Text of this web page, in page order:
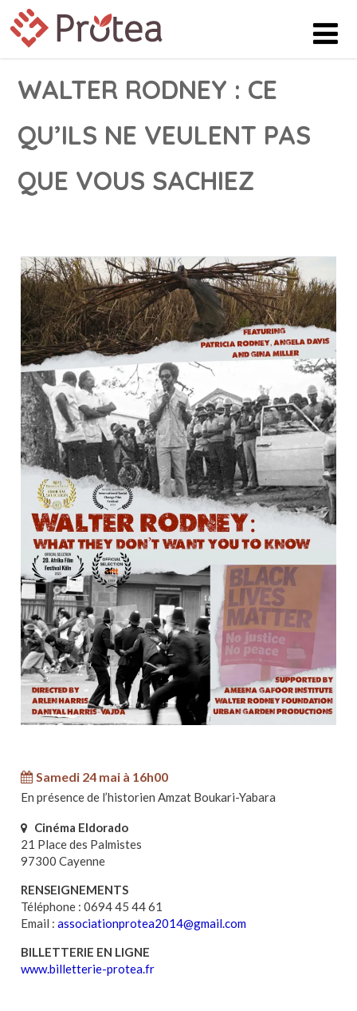
WALTER RODNEY : CE
QU’ILS NE VEULENT PAS
QUE VOUS SACHIEZ
Samedi 24 mai à 16h00
En présence de l’historien Amzat Boukari-Yabara
Cinéma Eldorado
21 Place des Palmistes
97300 Cayenne
RENSEIGNEMENTS
Téléphone : 0694 45 44 61
Email : associationprotea2014@gmail.com
BILLETTERIE EN LIGNE
www.billetterie-protea.fr